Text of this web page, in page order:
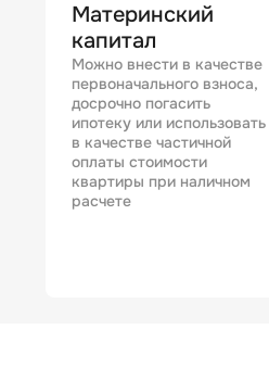
Материнский
капитал
Можно внести в качестве
первоначального взноса,
досрочно погасить
ипотеку или использовать
в качестве частичной
оплаты стоимости
квартиры при наличном
расчете